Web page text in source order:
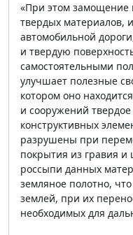
«При этом замощение
твердых материалов,
автомобильной
и твердую
самостоятельными
улучшает полезные
котором оно
и сооружений
конструктивных
разрушены при
покрытия из гравия и
россыпи данных
земляное полотно,
землей, при их
необходимых для